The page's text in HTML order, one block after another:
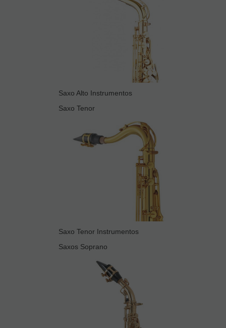
Saxo Alto Instrumentos
Saxo Tenor
Saxo Tenor Instrumentos
Saxos Soprano